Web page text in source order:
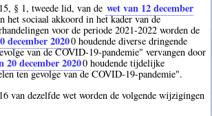
§ 1, tweede lid, van de wet van 12 december
het sociaal akkoord in het kader van de
voor de periode 2021-2022 worden de
december 20200 houdende diverse dringende
van de COVID-19-pandemie" vervangen door
20 december 20200 houdende tijdelijke
ten gevolge van de COVID-19-pandemie".
van dezelfde wet worden de volgende wijzigingen